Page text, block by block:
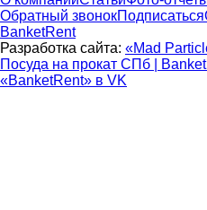
Обратный звонокПодписаться
BanketRent
Разработка сайта: «Mad
Посуда на прокат СПб |
«BanketRent» в VK